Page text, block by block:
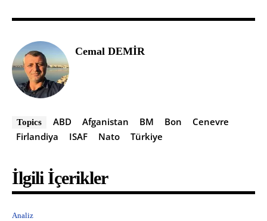
Cemal DEMİR
Topics ABD Afganistan BM Bon
Cenevre
Firlandiya
ISAF Nato Türkiye
İlgili İçerikler
Analiz